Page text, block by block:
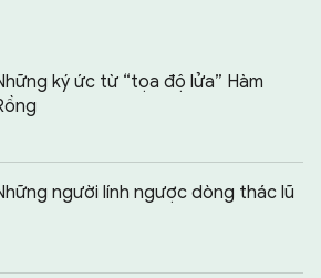
ký ức từ “tọa độ lửa” Hàm
người lính ngược dòng thác lũ